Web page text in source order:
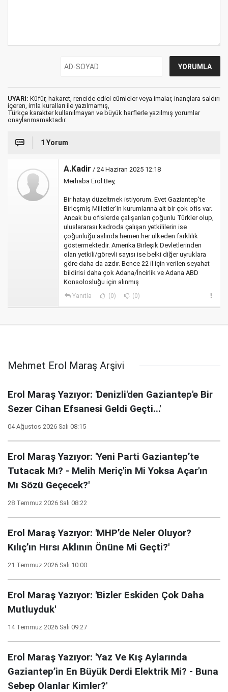
UYARI: Küfür, hakaret, rencide edici cümleler veya imalar, inançlara saldırı
içeren, imla kuralları ile yazılmamış,
Türkçe karakter kullanılmayan ve büyük harflerle yazılmış yorumlar
onaylanmamaktadır.
1 Yorum
A.Kadir / 24 Haziran 2025 12:18
Merhaba Erol Bey,
Bir hatayı düzeltmek istiyorum. Evet Gaziantep'te
Birleşmiş Milletler'in kurumlarına ait bir çok ofis var.
Ancak bu ofislerde çalışanları çoğunlu Türkler olup,
uluslararası kadroda çalışan yetkililerin ise
çoğunluğu aslında hemen her ülkeden farklılık
göstermektedir. Amerika Birleşik Devletlerinden
olan yetkili/görevli sayısı ise belki diğer uyruklara
göre daha da azdır. Bence 22 il için verilen seyahat
bildirisi daha çok Adana/İncirlik ve Adana ABD
Konsolosluğu için alınmış
Yanıtla (0) (0)
Mehmet Erol Maraş Arşivi
Erol Maraş Yazıyor: 'Denizli'den Gaziantep'e Bir
Sezer Cihan Efsanesi Geldi Geçti...'
04 Ağustos 2026 Salı 08:15
Erol Maraş Yazıyor: 'Yeni Parti Gaziantep’te
Tutacak Mı? - Melih Meriç'in Mi Yoksa Açar'ın
Mı Sözü Geçecek?'
28 Temmuz 2026 Salı 08:22
Erol Maraş Yazıyor: 'MHP’de Neler Oluyor?
Kılıç’ın Hırsı Aklının Önüne Mi Geçti?'
21 Temmuz 2026 Salı 10:00
Erol Maraş Yazıyor: 'Bizler Eskiden Çok Daha
Mutluyduk'
14 Temmuz 2026 Salı 09:27
Erol Maraş Yazıyor: 'Yaz Ve Kış Aylarında
Gaziantep’in En Büyük Derdi Elektrik Mi? - Buna
Sebep Olanlar Kimler?'